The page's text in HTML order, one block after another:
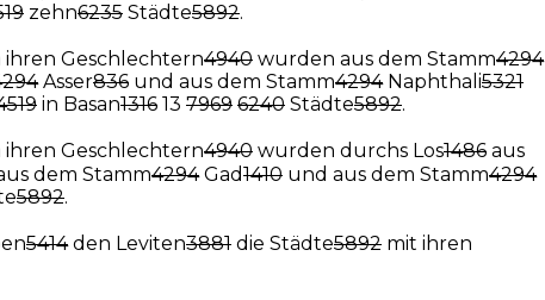
zehn6235 Städte5892.
ihren Geschlechtern4940 wurden aus dem Stamm4294
Asser836 und aus dem Stamm4294Naphthali5321
in Basan1316 13 7969 6240 Städte5892.
ihren Geschlechtern4940 wurden durchs Los1486 aus
dem Stamm4294Gad1410 und aus dem Stamm4294
5892.
5414den Leviten3881 die Städte5892 mit ihren